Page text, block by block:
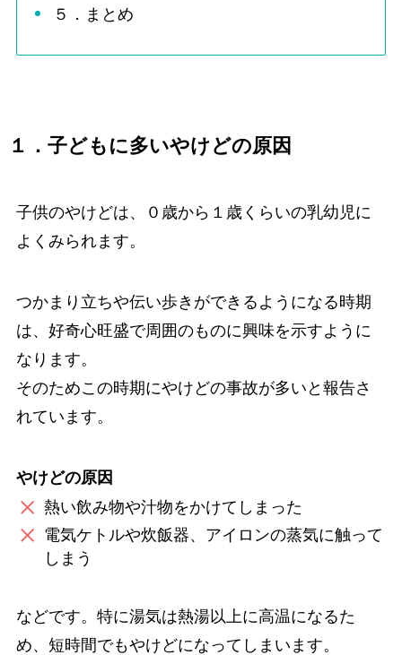
５．まとめ
１．子どもに多いやけどの原因
子供のやけどは、０歳から１歳くらいの乳幼児に
よくみられます。
つかまり立ちや伝い歩きができるようになる時期
は、好奇心旺盛で周囲のものに興味を示すように
なります。
そのためこの時期にやけどの事故が多いと報告さ
れています。
やけどの原因
熱い飲み物や汁物をかけてしまった
電気ケトルや炊飯器、アイロンの蒸気に触って
しまう
などです。特に湯気は熱湯以上に高温になるた
め、短時間でもやけどになってしまいます。